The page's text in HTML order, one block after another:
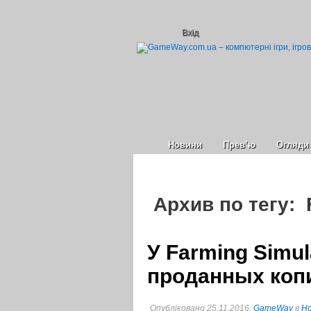
Вхід
Новини Прев’ю Огляди
Архив по тегу:
У Farming
проданных
Опубліковано 25.11.2016, GameWayв